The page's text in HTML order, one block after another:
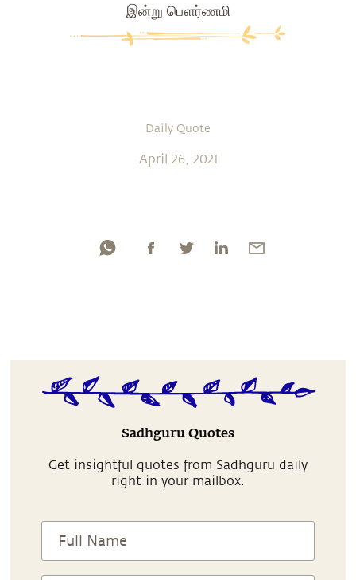
இன்று பௌர்ணமி
Daily Quote
April 26, 2021
Sadhguru Quotes
Get insightful quotes from Sadhguru daily
right in your mailbox.